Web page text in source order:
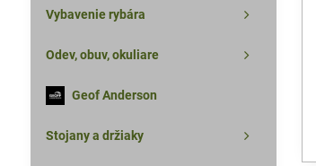
Vybavenie rybára
Odev, obuv, okuliare
Geof Anderson
Stojany a držiaky